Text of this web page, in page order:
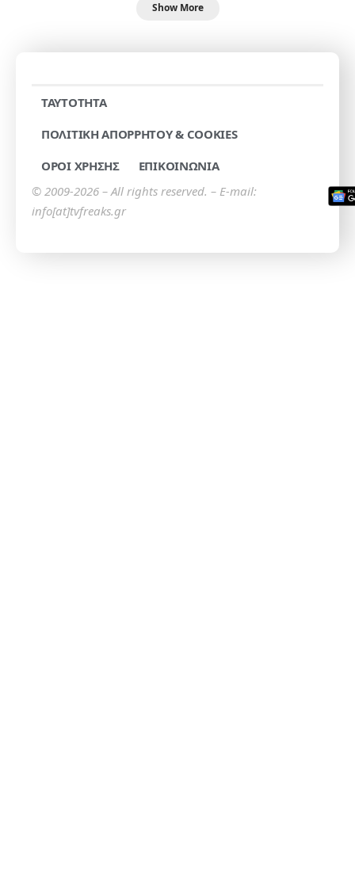
Show More
TAYTOTHTA
ΠΟΛΙΤΙΚΗ ΑΠΟΡΡΗΤΟΥ & COOKIES
ΟΡΟΙ ΧΡΗΣΗΣ
ΕΠΙΚΟΙΝΩΝΙΑ
© 2009-2026 – All rights reserved. – E-mail:
info[at]tvfreaks.gr